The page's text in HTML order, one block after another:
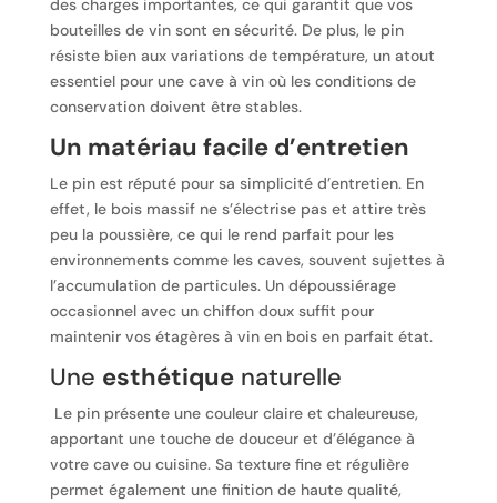
des charges importantes, ce qui garantit que vos
bouteilles de vin sont en sécurité. De plus, le pin
résiste bien aux variations de température, un atout
essentiel pour une cave à vin où les conditions de
conservation doivent être stables.
Un matériau facile d’entretien
Le pin est réputé pour sa simplicité d’entretien. En
effet, le bois massif ne s’électrise pas et attire très
peu la poussière, ce qui le rend parfait pour les
environnements comme les caves, souvent sujettes à
l’accumulation de particules. Un dépoussiérage
occasionnel avec un chiffon doux suffit pour
maintenir vos étagères à vin en bois en parfait état.
Une esthétiquenaturelle
Le pin présente une couleur claire et chaleureuse,
apportant une touche de douceur et d’élégance à
votre cave ou cuisine. Sa texture fine et régulière
permet également une finition de haute qualité,